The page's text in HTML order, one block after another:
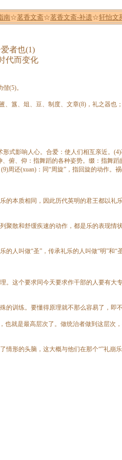
南☆茗香文斋☆茗香文斋-补遗☆轩怡文
者也(1)
代而变化
(5)。
、俎、豆、制度、文章(8)，礼之器也
式影响人心。合爱：使人们相互亲近。
俯、仰：指舞蹈的各种姿势。缀：指舞
还(xuan)：同“周旋”，指回旋的动作。
本质相同，因此历代英明的君王都以礼
散和舒缓疾速的动作，都是乐的表现情
叫做“圣”，传承礼乐的人叫做“明”和“圣
。这个要求同今天要求作干部的人要有
练。要懂得原理就不那么容易了，即
就是最高层次了。做统治者做到这层次
的头脑，这大概与他们在那个“”礼崩乐